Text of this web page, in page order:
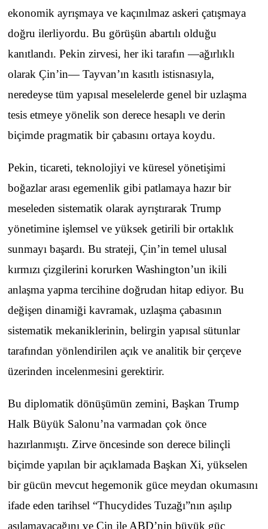
ekonomik ayrışmaya ve kaçınılmaz askeri çatışmaya
doğru ilerliyordu. Bu görüşün abartılı olduğu
kanıtlandı. Pekin zirvesi, her iki tarafın —ağırlıklı
olarak Çin’in— Tayvan’ın kasıtlı istisnasıyla,
neredeyse tüm yapısal meselelerde genel bir uzlaşma
tesis etmeye yönelik son derece hesaplı ve derin
biçimde pragmatik bir çabasını ortaya koydu.
Pekin, ticareti, teknolojiyi ve küresel yönetişimi
boğazlar arası egemenlik gibi patlamaya hazır bir
meseleden sistematik olarak ayrıştırarak Trump
yönetimine işlemsel ve yüksek getirili bir ortaklık
sunmayı başardı. Bu strateji, Çin’in temel ulusal
kırmızı çizgilerini korurken Washington’un ikili
anlaşma yapma tercihine doğrudan hitap ediyor. Bu
değişen dinamiği kavramak, uzlaşma çabasının
sistematik mekaniklerinin, belirgin yapısal sütunlar
tarafından yönlendirilen açık ve analitik bir çerçeve
üzerinden incelenmesini gerektirir.
Bu diplomatik dönüşümün zemini, Başkan Trump
Halk Büyük Salonu’na varmadan çok önce
hazırlanmıştı. Zirve öncesinde son derece bilinçli
biçimde yapılan bir açıklamada Başkan Xi, yükselen
bir gücün mevcut hegemonik güce meydan okumasını
ifade eden tarihsel “Thucydides Tuzağı”nın aşılıp
aşılamayacağını ve Çin ile ABD’nin büyük güç